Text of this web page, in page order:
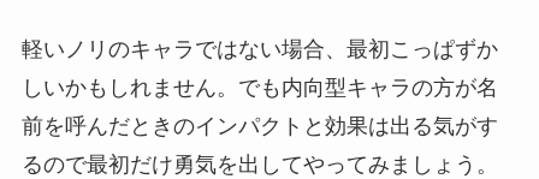
軽いノリのキャラではない場合、最初こっぱずか
しいかもしれません。でも内向型キャラの方が名
前を呼んだときのインパクトと効果は出る気がす
るので最初だけ勇気を出してやってみましょう。